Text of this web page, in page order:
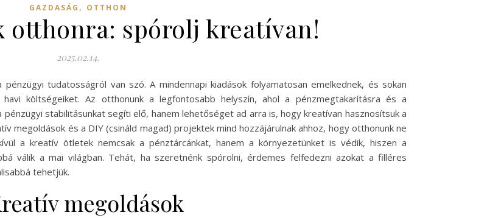
GAZDASÁG , OTTHON
otthonra: spórolj kreatívan!
2025.02.14.
tudatosságról van szó. A mindennapi kiadások folyamatosan emelkednek, és sokan
költségeiket. Az otthonunk a legfontosabb helyszín, ahol a pénzmegtakarításra és a
stabilitásunkat segíti elő, hanem lehetőséget ad arra is, hogy kreatívan hasznosítsuk a
megoldások és a DIY (csináld magad) projektek mind hozzájárulnak ahhoz, hogy otthonunk ne
a kreatív ötletek nemcsak a pénztárcánkat, hanem a környezetünket is védik, hiszen a
válik a mai világban. Tehát, ha szeretnénk spórolni, érdemes felfedezni azokat a filléres
tehetjük.
megoldások